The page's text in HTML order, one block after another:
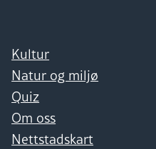
Kultur
Natur og miljø
Quiz
Om oss
Nettstadskart